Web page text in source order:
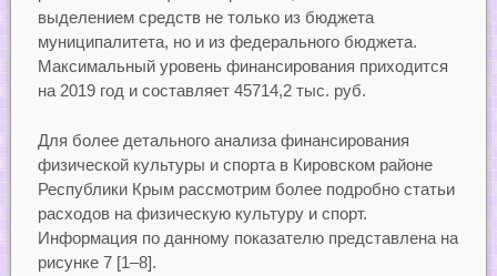
выделением средств не только из бюджета
муниципалитета, но и из федерального бюджета.
Максимальный уровень финансирования приходится
на 2019 год и составляет 45714,2 тыс. руб.
Для более детального анализа финансирования
физической культуры и спорта в Кировском районе
Республики Крым рассмотрим более подробно статьи
расходов на физическую культуру и спорт.
Информация по данному показателю представлена на
рисунке 7 [1–8].